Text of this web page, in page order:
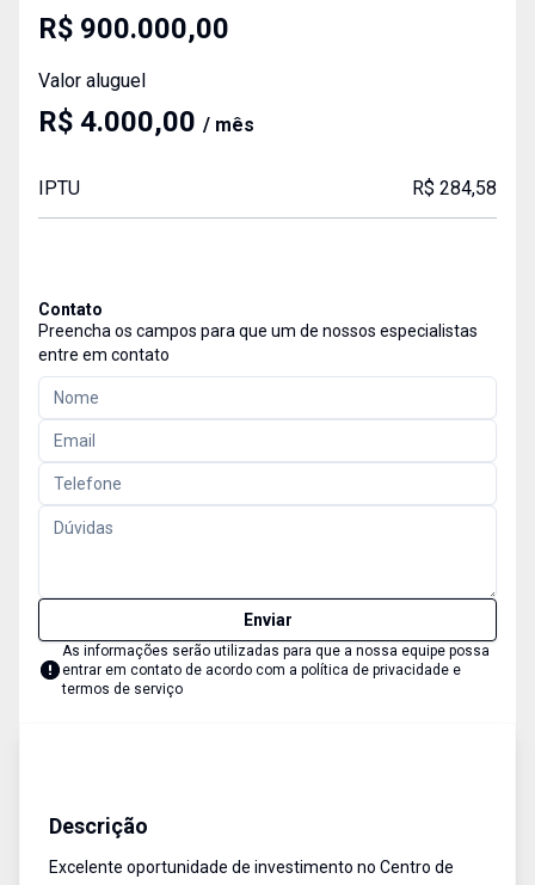
R$ 900.000,00
Valor aluguel
R$ 4.000,00 / mês
IPTU R$ 284,58
Contato
Preencha os campos para que um de nossos especialistas
entre em contato
Enviar
As informações serão utilizadas para que a nossa equipe possa
entrar em contato de acordo com a política de privacidade e
termos de serviço
Descrição
Excelente oportunidade de investimento no Centro de